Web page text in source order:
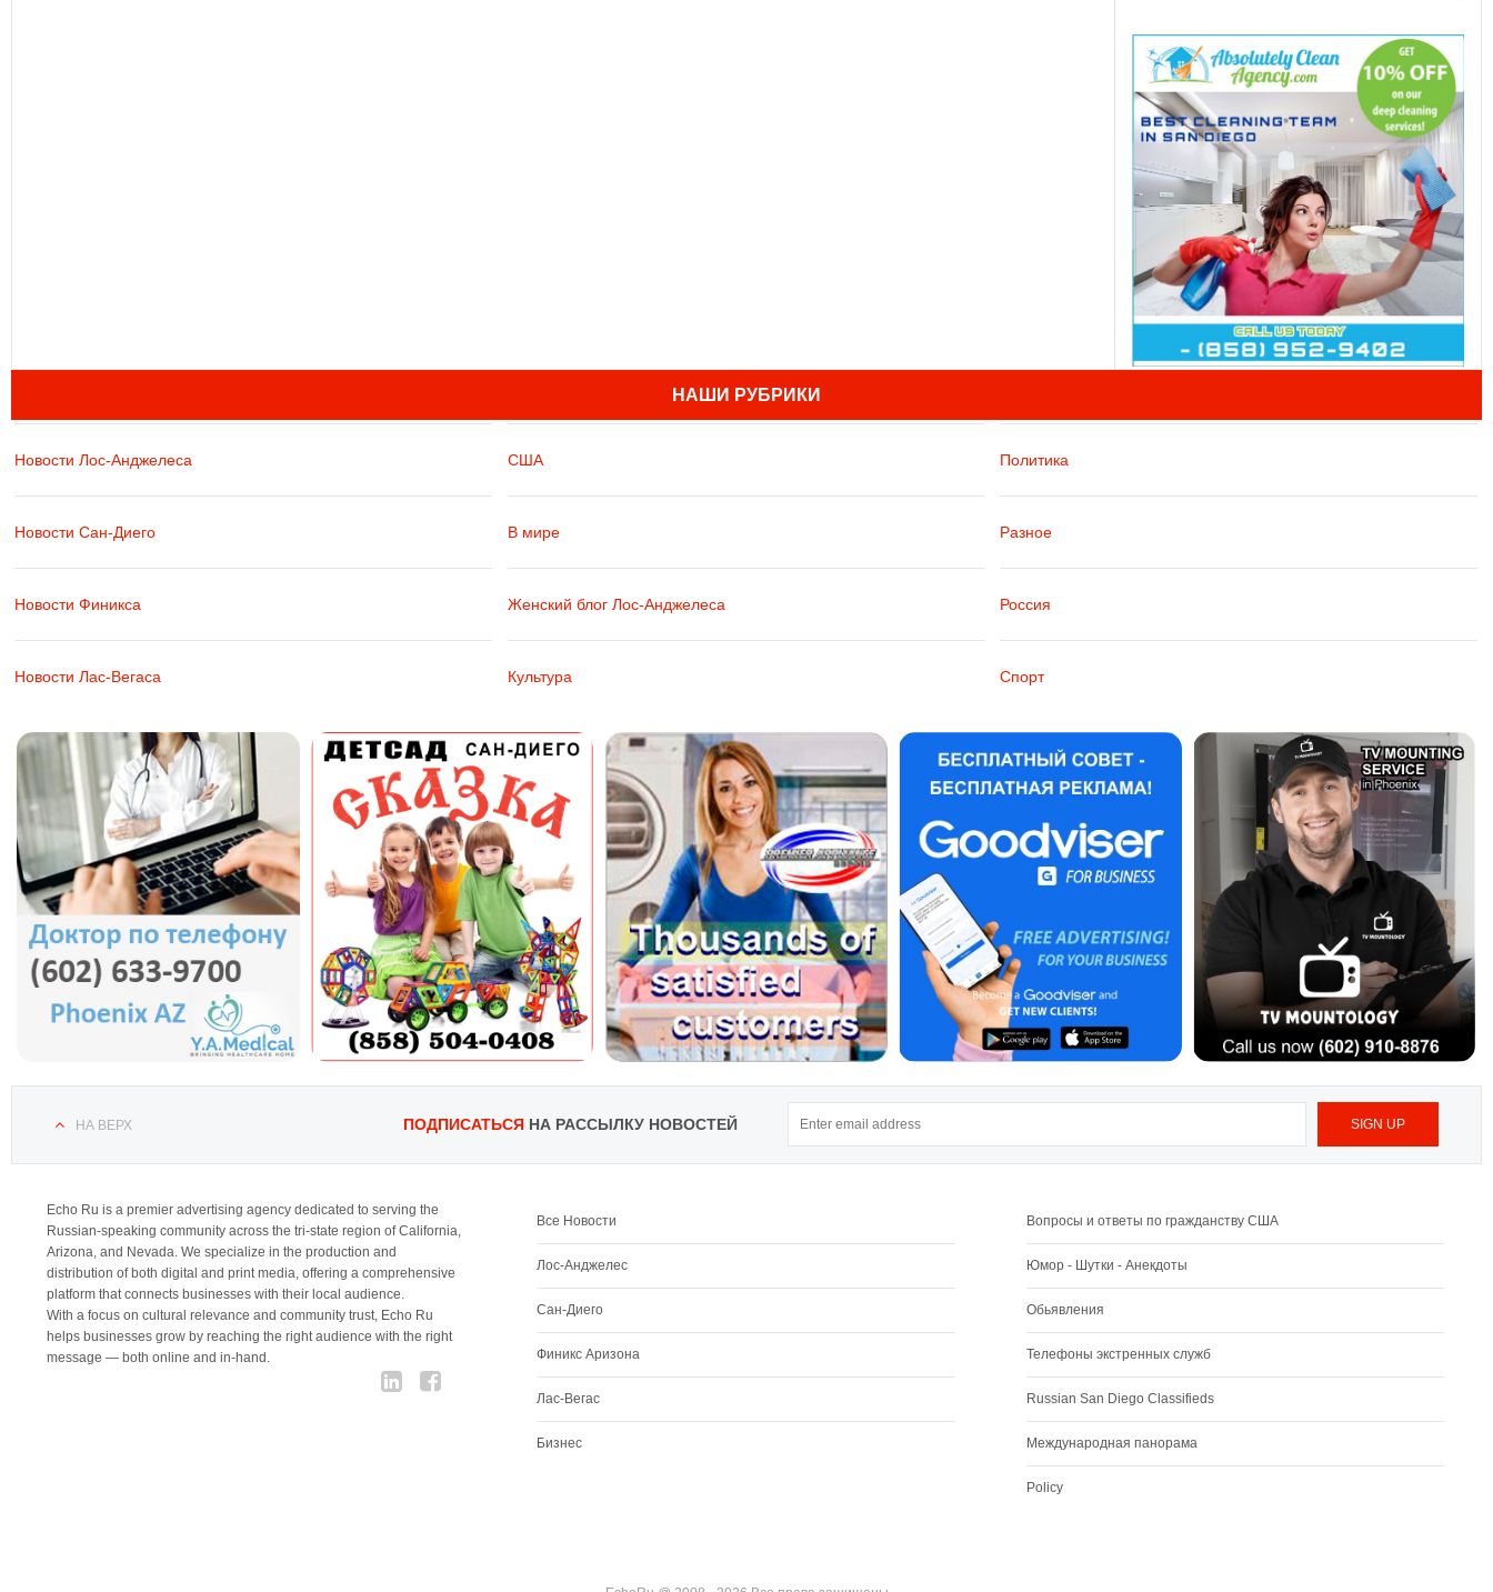
НАШИ РУБРИКИ
Новости Лос-Анджелеса
Новости Сан-Диего
Новости Финикса
Новости Лас-Вегаса
США
В мире
Женский блог Лос-Анджелеса
Культура
Политика
Разное
Россия
Спорт
НА ВЕРХ ПОДПИСАТЬСЯНА РАССЫЛКУ НОВОСТЕЙ
Echo Ru is a premier advertising agency dedicated to serving the
Russian-speaking community across the tri-state region of California,
Arizona, and Nevada. We specialize in the production and
distribution of both digital and print media, offering a comprehensive
platform that connects businesses with their local audience.
With a focus on cultural relevance and community trust, Echo Ru
helps businesses grow by reaching the right audience with the right
message — both online and in-hand.
Все Новости
Лос-Анджелес
Сан-Диего
Финикс Аризона
Лас-Вегас
Бизнес
Вопросы и ответы по гражданству США
Юмор - Шутки - Анекдоты
Обьявления
Телефоны экстренных служб
Russian San Diego Classifieds
Международная панорама
Policy